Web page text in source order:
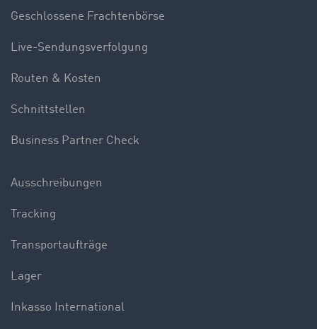
Geschlossene Frachtenbörse
Live-Sendungsverfolgung
Routen & Kosten
Schnittstellen
Business Partner Check
Ausschreibungen
Tracking
Transportaufträge
Lager
Inkasso International